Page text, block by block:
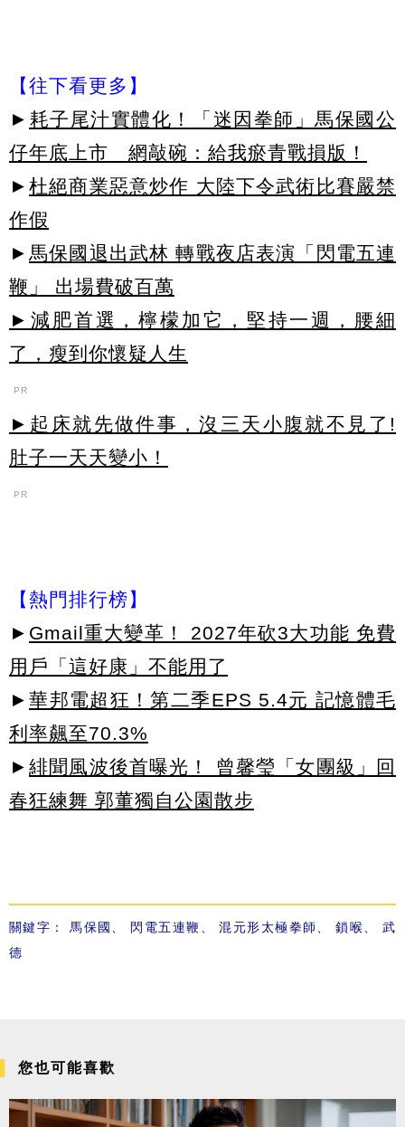
【往下看更多】
► 耗子尾汁實體化！「迷因拳師」馬保國公
仔年底上市 網敲碗：給我瘀青戰損版！
► 杜絕商業惡意炒作 大陸下令武術比賽嚴禁
作假
► 馬保國退出武林 轉戰夜店表演「閃電五連
鞭」 出場費破百萬
►減肥首選，檸檬加它，堅持一週，腰細
了，瘦到你懷疑人生
PR
►起床就先做件事，沒三天小腹就不見了!
肚子一天天變小！
PR
【熱門排行榜】
► Gmail重大變革！ 2027年砍3大功能 免費
用戶「這好康」不能用了
► 華邦電超狂！第二季EPS 5.4元 記憶體毛
利率飆至70.3%
► 緋聞風波後首曝光！ 曾馨瑩「女團級」回
春狂練舞 郭董獨自公園散步
關鍵字： 馬保國 閃電五連鞭 、混元形太極拳師 、鎖喉 、武
德
您也可能喜歡